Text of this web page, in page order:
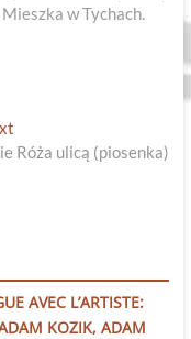
Mieszka w Tychach.
post:
Róża ulicą (piosenka)
AVEC L’ARTISTE:
KOZIK, ADAM